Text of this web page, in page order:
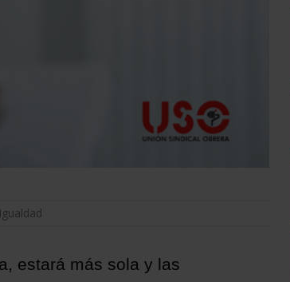
Igualdad
estará más sola y las